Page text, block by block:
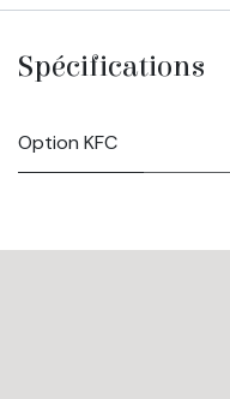
Spécifications
Option KFC